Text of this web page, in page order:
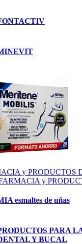
y PRODUCTOS
y
esmaltes de uñas
PARA
Y BUCAL